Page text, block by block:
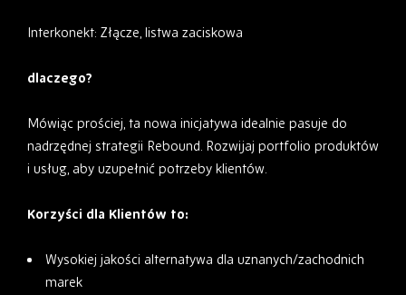
Interkonekt: Złącze, listwa zaciskowa
dlaczego?
Mówiąc prościej, ta nowa inicjatywa idealnie pasuje do
nadrzędnej strategii Rebound. Rozwijaj portfolio produktów
i usług, aby uzupełnić potrzeby klientów.
Korzyści dla Klientów to:
Wysokiej jakości alternatywa dla uznanych/zachodnich
marek